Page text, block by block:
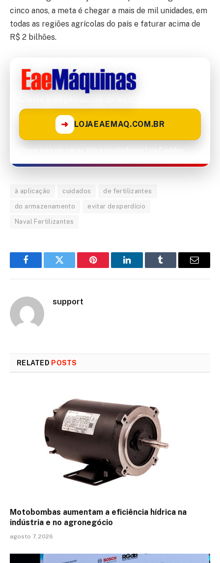
cinco anos, a meta é chegar a mais de mil unidades, em
todas as regiões agrícolas do país e faturar acima de
R$ 2 bilhões.
➜ LOJAEAEMAQ.COM.BR
à aplicação cuidados de fertilizantes
do armazenamento evitar desperdício
Naval Fertilizantes
FacebookTwitter Pinterest LinkedInTumblr Email
support
RELATED POSTS
Motobombas aumentam a eficiência hídrica na
indústria e no agronegócio
agosto 7, 2026